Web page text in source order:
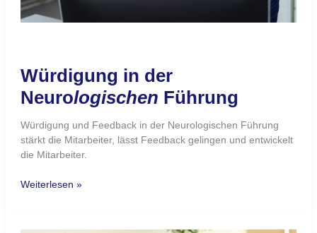
Würdigung in der
Neurologischen Führung
Würdigung und Feedback in der Neurologischen Führung
stärkt die Mitarbeiter, lässt Feedback gelingen und entwickelt
die Mitarbeiter.
Weiterlesen »